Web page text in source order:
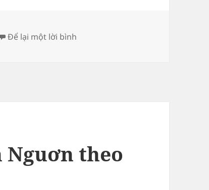
Để lại một lời bình
theo